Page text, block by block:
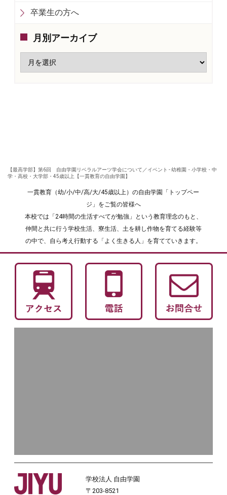
卒業生の方へ
月別アーカイブ
【最高学部】第6回 自由学園リベラルアーツ学会について／イベント - 幼稚園・小学校・中
学・高校・大学部・45歳以上【一貫教育の自由学園】
一貫教育（幼/小/中/高/大/45歳以上）の自由学園「トップペー
ジ」をご覧の皆様へ
本校では「24時間の生活すべてが勉強」という教育理念のもと、
仲間と共に行う学校生活、寮生活、土を耕し作物を育てる経験等
の中で、自ら考え行動する「よく生きる人」を育てていきます。
学校法人 自由学園
〒203-8521